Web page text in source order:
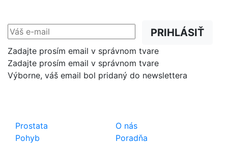
PRIHLÁSIŤ
Zadajte prosím email v správnom tvare
Zadajte prosím email v správnom tvare
Výborne, váš email bol pridaný do newslettera
Prostata
Pohyb
O nás
Poradňa